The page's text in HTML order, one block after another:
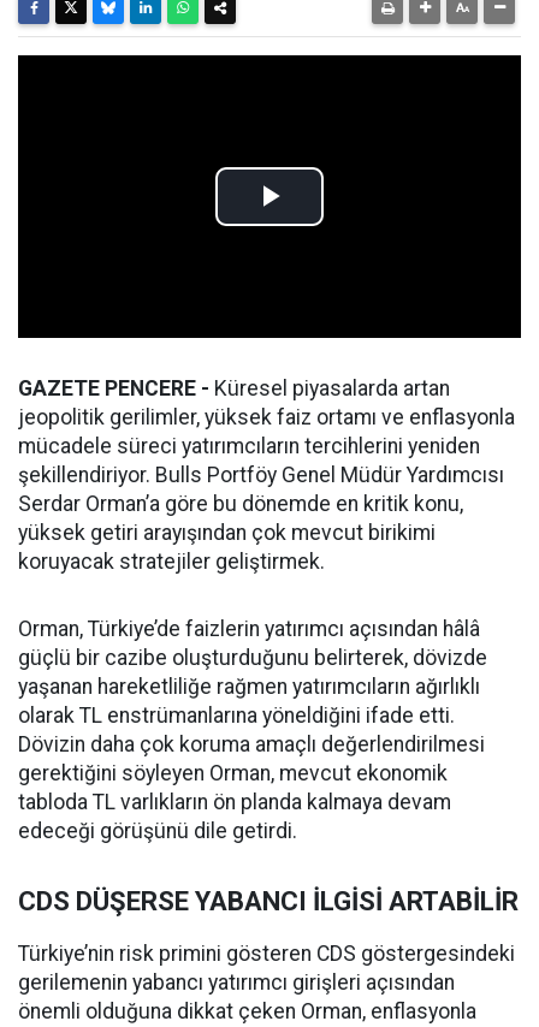
GAZETE PENCERE - Küresel piyasalarda artan
jeopolitik gerilimler, yüksek faiz ortamı ve enflasyonla
mücadele süreci yatırımcıların tercihlerini yeniden
şekillendiriyor. Bulls Portföy Genel Müdür Yardımcısı
Serdar Orman’a göre bu dönemde en kritik konu,
yüksek getiri arayışından çok mevcut birikimi
koruyacak stratejiler geliştirmek.
Orman, Türkiye’de faizlerin yatırımcı açısından hâlâ
güçlü bir cazibe oluşturduğunu belirterek, dövizde
yaşanan hareketliliğe rağmen yatırımcıların ağırlıklı
olarak TL enstrümanlarına yöneldiğini ifade etti.
Dövizin daha çok koruma amaçlı değerlendirilmesi
gerektiğini söyleyen Orman, mevcut ekonomik
tabloda TL varlıkların ön planda kalmaya devam
edeceği görüşünü dile getirdi.
CDS DÜŞERSE YABANCI İLGİSİ ARTABİLİR
Türkiye’nin risk primini gösteren CDS göstergesindeki
gerilemenin yabancı yatırımcı girişleri açısından
önemli olduğuna dikkat çeken Orman, enflasyonla